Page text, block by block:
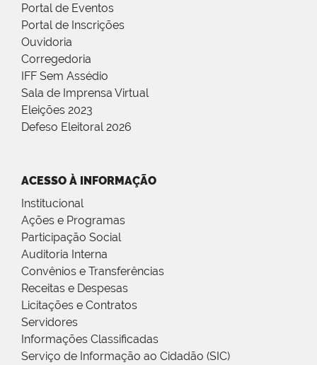
Portal de Eventos
Portal de Inscrições
Ouvidoria
Corregedoria
IFF Sem Assédio
Sala de Imprensa Virtual
Eleições 2023
Defeso Eleitoral 2026
ACESSO À INFORMAÇÃO
Institucional
Ações e Programas
Participação Social
Auditoria Interna
Convênios e Transferências
Receitas e Despesas
Licitações e Contratos
Servidores
Informações Classificadas
Serviço de Informação ao Cidadão (SIC)